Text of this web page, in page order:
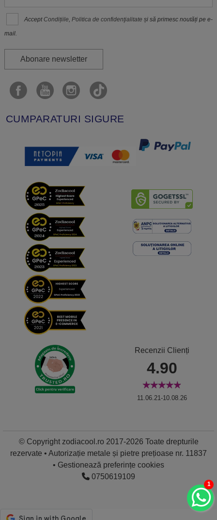
Accept Condițiile,Politica de confidenţialitate și să primesc noutăți pe e-
mail.
Abonare newsletter
CUMPARATURI SIGURE
Recenzii Clienți
4.90
11.06.21-10.08.26
© Copyright zodiacool.ro 2017-2026 Toate drepturile
rezervate • Autorizație metale și pietre prețioase nr. 11837
• Gestionează preferințe cookies
0750619109
1